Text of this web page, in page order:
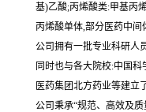
基)乙酸;丙烯酸类:甲基丙
丙烯酸单体,部分医药中间
公司拥有一批专业科研人
同时也与各大院校:中国
医药集团北方药业等建立
公司秉承“规范、高效及